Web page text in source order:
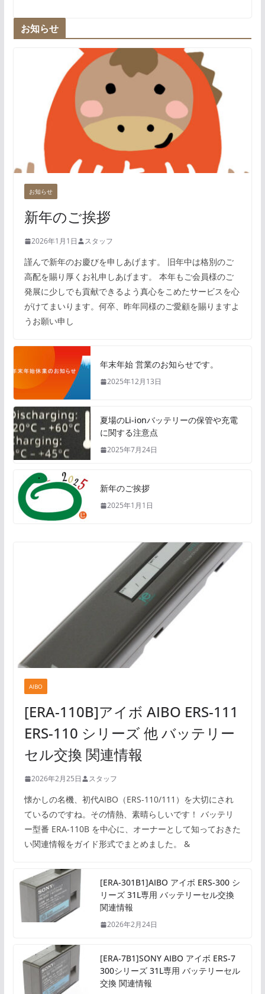
お知らせ
お知らせ
新年のご挨拶
2026年1月1日 スタッフ
謹んで新年のお慶びを申しあげます。 旧年中は格別のご
高配を賜り厚くお礼申しあげます。 本年もご会員様のご
発展に少しでも貢献できるよう真心をこめたサービスを心
がけてまいります。何卒、昨年同様のご愛顧を賜りますよ
うお願い申し
年末年始 営業のお知らせです。
2025年12月13日
夏場のLi-ionバッテリーの保管や充電
に関する注意点
2025年7月24日
新年のご挨拶
2025年1月1日
AIBO
[ERA-110B]アイボ AIBO ERS-111
ERS-110 シリーズ 他 バッテリー
セル交換 関連情報
2026年2月25日 スタッフ
懐かしの名機、初代AIBO（ERS-110/111）を大切にされ
ているのですね。その情熱、素晴らしいです！ バッテリ
ー型番 ERA-110B を中心に、オーナーとして知っておきた
い関連情報をガイド形式でまとめました。 &
[ERA-301B1]AIBO アイボ ERS-300 シ
リーズ 31L専用 バッテリーセル交換
関連情報
2026年2月24日
[ERA-7B1]SONY AIBO アイボ ERS-7
300シリーズ 31L専用 バッテリーセル
交換 関連情報